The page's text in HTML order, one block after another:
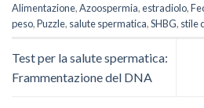
Alimentazione,Azoospermia,estradiolo,
peso,Puzzle, salute spermatica,SHBG, stile
Test per la salute spermatica:
Frammentazione del DNA